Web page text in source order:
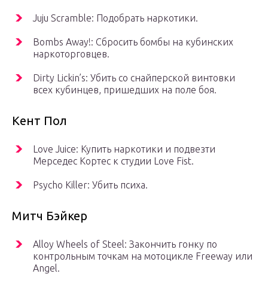
Juju Scramble: Подобрать наркотики.
Bombs Away!: Сбросить бомбы на кубинских
наркоторговцев.
Dirty Lickin’s: Убить со снайперской винтовки
всех кубинцев, пришедших на поле боя.
Кент Пол
Love Juice: Купить наркотики и подвезти
Мерседес Кортес к студии Love Fist.
Psycho Killer: Убить психа.
Митч Бэйкер
Alloy Wheels of Steel: Закончить гонку по
контрольным точкам на мотоцикле Freeway или
Angel.